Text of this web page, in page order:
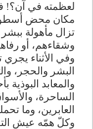
لعظمته في آن؟!
مكان محض
تزال مأهولة
وشقاءهم، أو
وفي الأثناء يجري
البشر والحجر،
والمعابد البوذية
الساحرة،
العابرين، وما
وكلّ همّه عيش